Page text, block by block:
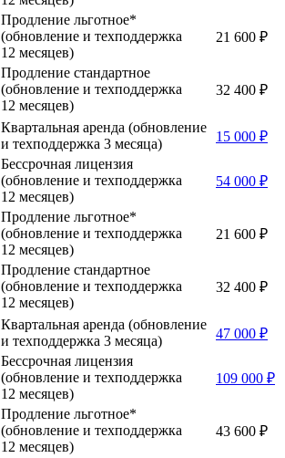
Продление льготное*
(обновление и техподдержка
12 месяцев)
21 600 ₽
Продление стандартное
(обновление и техподдержка
12 месяцев)
32 400 ₽
Квартальная аренда (обновление
и техподдержка 3 месяца)
15 000 ₽
Бессрочная лицензия
(обновление и техподдержка
12 месяцев)
54 000 ₽
Продление льготное*
(обновление и техподдержка
12 месяцев)
21 600 ₽
Продление стандартное
(обновление и техподдержка
12 месяцев)
32 400 ₽
Квартальная аренда (обновление
и техподдержка 3 месяца)
47 000 ₽
Бессрочная лицензия
(обновление и техподдержка
12 месяцев)
109 000 ₽
Продление льготное*
(обновление и техподдержка
12 месяцев)
43 600 ₽